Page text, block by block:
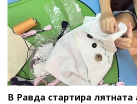
В Равда стартира лятната